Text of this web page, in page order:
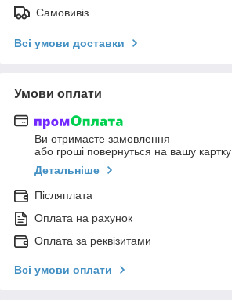
Самовивіз
Всі умови доставки
Умови оплати
Ви отримаєте замовлення
або гроші повернуться на вашу картку
Детальніше
Післяплата
Оплата на рахунок
Оплата за реквізитами
Всі умови оплати